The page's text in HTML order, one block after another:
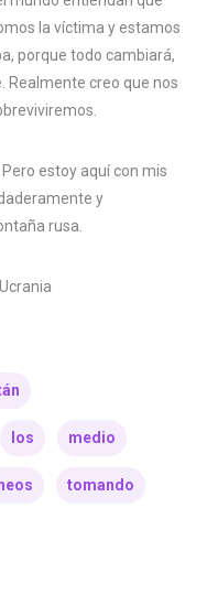
la víctima y estamos
porque todo cambiará,
Realmente creo que nos
estoy aquí con mis
y
rusa.
los medio
tomando